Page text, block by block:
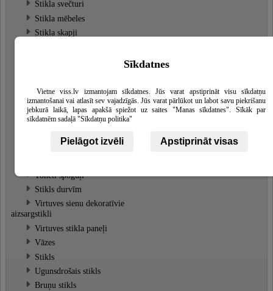
Stikla svečturi
Stikla mēbeles
Stikla skapji
Armētais stikls
Stikla vitrīnas
Stikla vairumtirdzniecība
Stiklu apstrāde ar smilšstrūklu
Tonēti spoguļi
Stikls durvīm
Virtuves sienu dekoratīvie
aizsargstikli
Virtuves stikla paneļi
Vāzes
Stikls
Ugunsdrošais stikls
Bruņu stikls
Sīkdatnes
Vietne viss.lv izmantojam sīkdatnes. Jūs varat apstiprināt visu sīkdatņu
izmantošanai vai atlasīt sev vajadzīgās. Jūs varat pārlūkot un labot savu piekrišanu
jebkurā laikā, lapas apakšā spiežot uz saites "Manas sīkdatnes". Sīkāk par
sīkdatnēm sadaļā "Sīkdatņu politika"
Pielāgot izvēli Apstiprināt visas